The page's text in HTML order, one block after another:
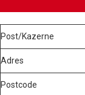
Post/Kazerne
Adres
Postcode